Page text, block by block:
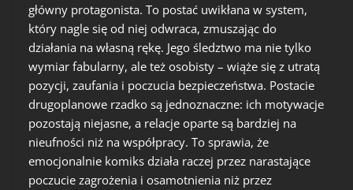
główny protagonista. To postać uwikłana w system,
który nagle się od niej odwraca, zmuszając do
działania na własną rękę. Jego śledztwo ma nie tylko
wymiar fabularny, ale też osobisty – wiąże się z utratą
pozycji, zaufania i poczucia bezpieczeństwa. Postacie
drugoplanowe rzadko są jednoznaczne: ich motywacje
pozostają niejasne, a relacje oparte są bardziej na
nieufności niż na współpracy. To sprawia, że
emocjonalnie komiks działa raczej przez narastające
poczucie zagrożenia i osamotnienia niż przez